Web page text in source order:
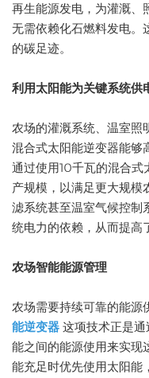
再生能源发电，为灌溉、
无需依赖化石燃料发电。
的碳足迹。
利用太阳能为关键系统供
农场的灌溉系统、温室照
混合式太阳能逆变器能够
通过使用10千瓦的混合式
产规模，以满足更大规模
滤系统甚至温室气候控制
统电力的依赖，从而提高
农场智能能源管理
农场需要持续可靠的能源
能逆变器 这项技术正是
能之间的能源使用来实现
能充足时优先使用太阳能